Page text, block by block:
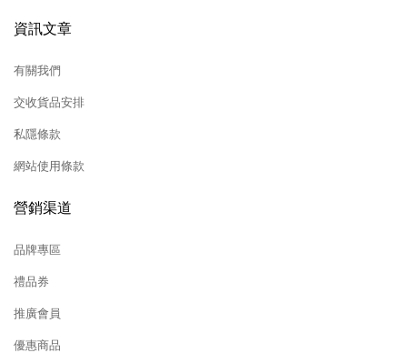
資訊文章
有關我們
交收貨品安排
私隱條款
網站使用條款
營銷渠道
品牌專區
禮品券
推廣會員
優惠商品